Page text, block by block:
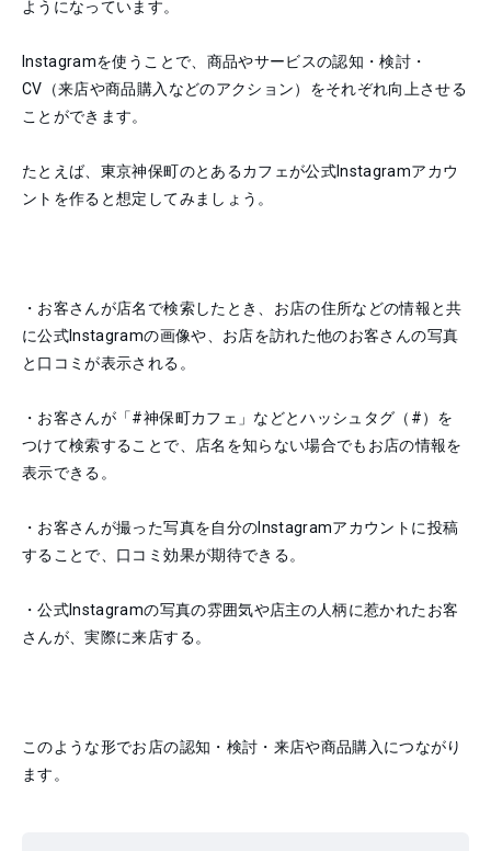
ようになっています。
Instagramを使うことで、商品やサービスの認知・検討・
CV（来店や商品購入などのアクション）をそれぞれ向上させる
ことができます。
たとえば、東京神保町のとあるカフェが公式Instagramアカウ
ントを作ると想定してみましょう。
・お客さんが店名で検索したとき、お店の住所などの情報と共
に公式Instagramの画像や、お店を訪れた他のお客さんの写真
と口コミが表示される。
・お客さんが「#神保町カフェ」などとハッシュタグ（#）を
つけて検索することで、店名を知らない場合でもお店の情報を
表示できる。
・お客さんが撮った写真を自分のInstagramアカウントに投稿
することで、口コミ効果が期待できる。
・公式Instagramの写真の雰囲気や店主の人柄に惹かれたお客
さんが、実際に来店する。
このような形でお店の認知・検討・来店や商品購入につながり
ます。